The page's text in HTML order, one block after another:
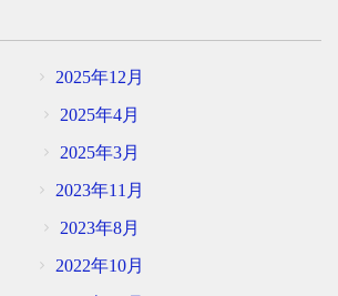
2025年12月
2025年4月
2025年3月
2023年11月
2023年8月
2022年10月